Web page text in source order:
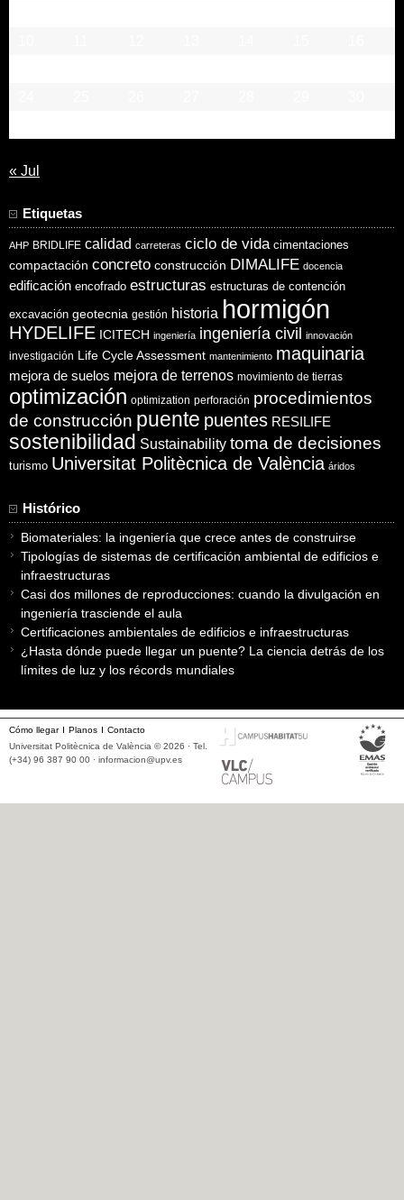
« Jul
Etiquetas
AHP BRIDLIFE calidad carreteras ciclo de vida cimentaciones
compactación concreto construcción DIMALIFE docencia
edificación encofrado estructuras estructuras de contención
excavación geotecnia gestión historia hormigón
HYDELIFE ICITECH ingeniería ingeniería civil innovación
investigación Life Cycle Assessment mantenimiento maquinaria
mejora de suelos mejora de terrenos movimiento de tierras
optimización optimization perforación procedimientos
de construcción puente puentes RESILIFE
sostenibilidad Sustainability toma de decisiones
turismo Universitat Politècnica de València áridos
Histórico
Biomateriales: la ingeniería que crece antes de construirse
Tipologías de sistemas de certificación ambiental de edificios e
infraestructuras
Casi dos millones de reproducciones: cuando la divulgación en
ingeniería trasciende el aula
Certificaciones ambientales de edificios e infraestructuras
¿Hasta dónde puede llegar un puente? La ciencia detrás de los
límites de luz y los récords mundiales
Cómo llegar Planos
Contacto
Universitat Politècnica de València © 2026 · Tel.
(+34) 96 387 90 00 · informacion@upv.es